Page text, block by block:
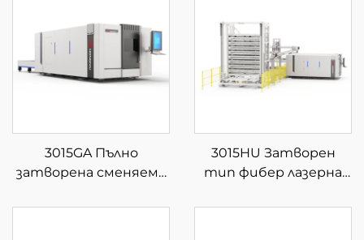
3015GA Пълно
затворена сменяема
лазерна рязка
3015HU Затворен
тип фибер лазерна
автоматично